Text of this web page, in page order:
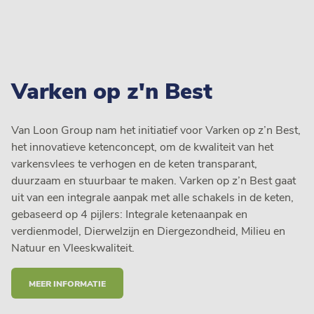
Varken op z'n Best
Van Loon Group nam het initiatief voor Varken op z’n Best,
het innovatieve ketenconcept, om de kwaliteit van het
varkensvlees te verhogen en de keten transparant,
duurzaam en stuurbaar te maken. Varken op z’n Best gaat
uit van een integrale aanpak met alle schakels in de keten,
gebaseerd op 4 pijlers: Integrale ketenaanpak en
verdienmodel, Dierwelzijn en Diergezondheid, Milieu en
Natuur en Vleeskwaliteit.
MEER INFORMATIE